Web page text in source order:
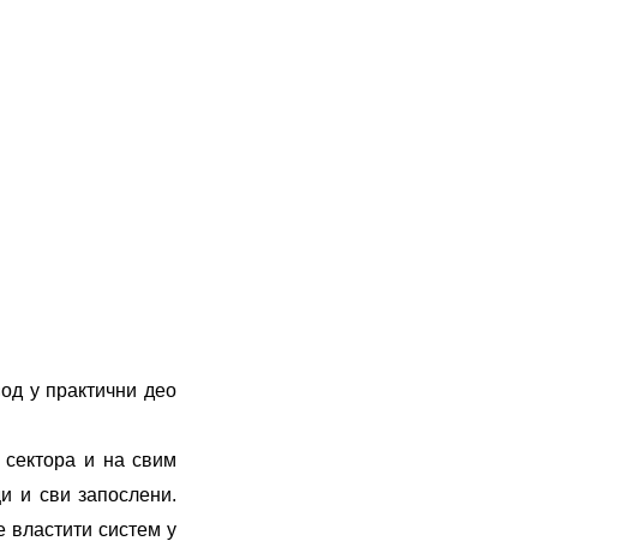
у практични део
и на свим
и сви запослени.
властити систем у